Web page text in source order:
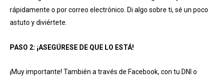
rápidamente o por correo electrónico. Di algo sobre ti, sé un poco
astuto y diviértete.
PASO 2: ¡ASEGÚRESE DE QUE LO ESTÁ!
¡Muy importante! También a través de Facebook, con tu DNI o